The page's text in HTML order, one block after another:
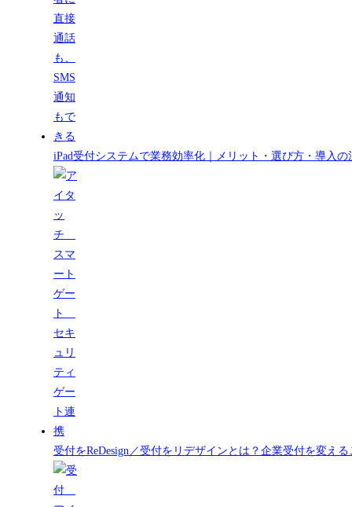
iPad受付システムで業務効率化｜メリット・選び方・導入の
受付をReDesign／受付をリデザインとは？企業受付を変え